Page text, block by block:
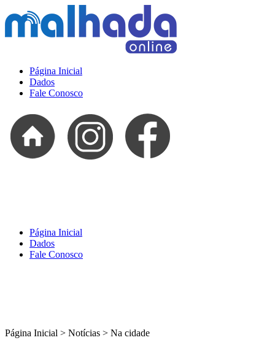
Página Inicial
Dados
Fale Conosco
Página Inicial
Dados
Fale Conosco
Página Inicial > Notícias > Na cidade